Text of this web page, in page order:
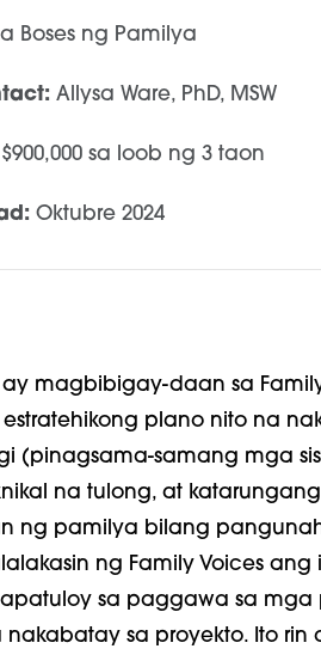
Boses ng Pamilya
Allysa Ware, PhD, MSW
sa loob ng 3 taon
Oktubre 2024
magbibigay-daan sa
plano nito na
(pinagsama-samang mga
na tulong, at
ng pamilya bilang
ng Family Voices
sa paggawa sa
nakabatay sa proyekto. Ito rin